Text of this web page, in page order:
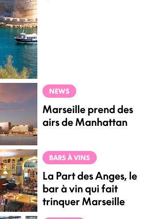
NEWS
Marseille prend des
airs de Manhattan
BARS À VINS
La Part des Anges, le
bar à vin qui fait
trinquer Marseille